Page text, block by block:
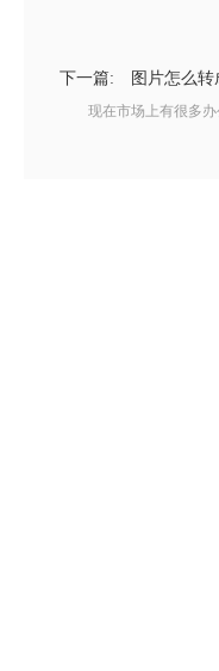
下一篇: 图片怎么
现在市场上有很多办公